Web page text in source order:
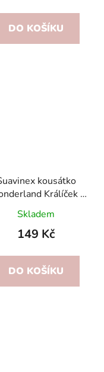
DO KOŠÍKU
kousátko
Králíček -
Zelené
Skladem
149 Kč
DO KOŠÍKU